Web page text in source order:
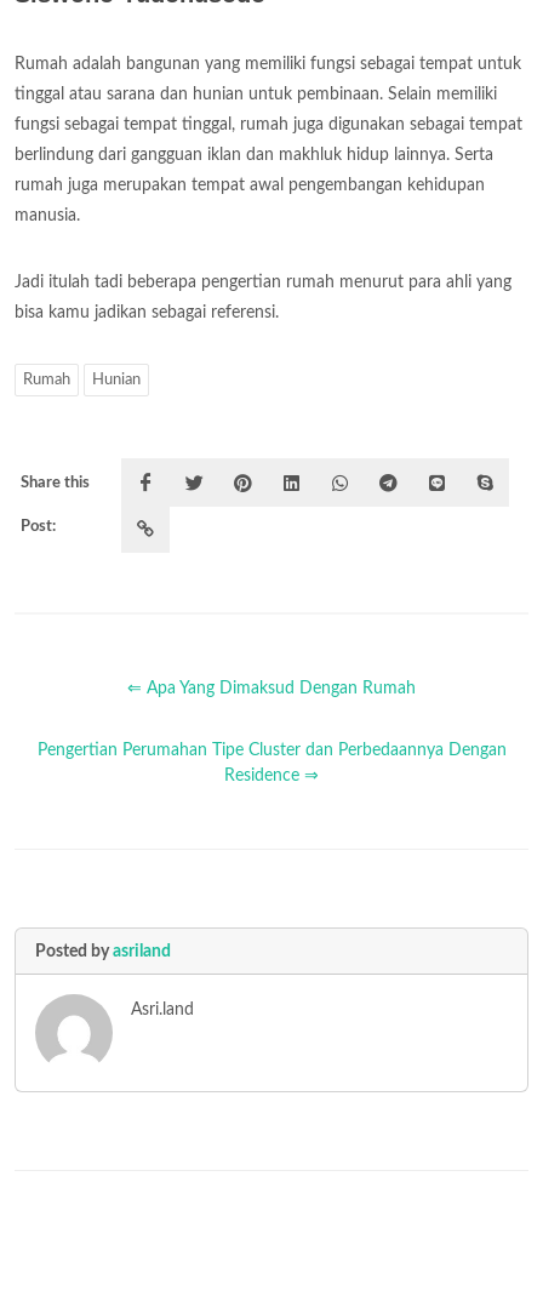
Rumah adalah bangunan yang memiliki fungsi sebagai tempat untuk
tinggal atau sarana dan hunian untuk pembinaan. Selain memiliki
fungsi sebagai tempat tinggal, rumah juga digunakan sebagai tempat
berlindung dari gangguan iklan dan makhluk hidup lainnya. Serta
rumah juga merupakan tempat awal pengembangan kehidupan
manusia.
Jadi itulah tadi beberapa pengertian rumah menurut para ahli yang
bisa kamu jadikan sebagai referensi.
Rumah Hunian
Share this
Post:
⇐ Apa Yang Dimaksud Dengan Rumah
Pengertian Perumahan Tipe Cluster dan Perbedaannya Dengan
Residence ⇒
Posted byasriland
Asri.land